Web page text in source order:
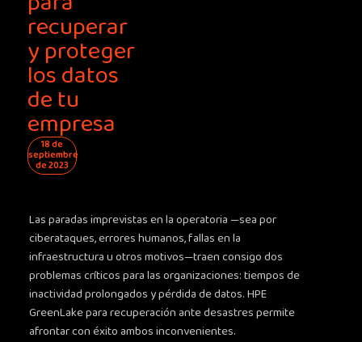
recuperar
y proteger
los datos
de tu
empresa
18 de
septiembre
de 2023
Las paradas imprevistas en la operatoria —sea por
ciberataques, errores humanos, fallas en la
infraestructura u otros motivos—traen consigo dos
problemas críticos para las organizaciones: tiempos de
inactividad prolongados y pérdida de datos. HPE
GreenLake para recuperación ante desastres permite
afrontar con éxito ambos inconvenientes.